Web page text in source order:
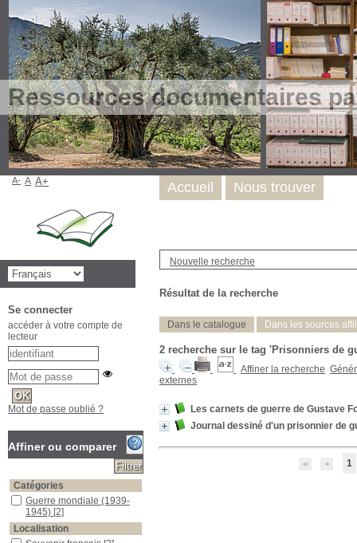
Ressources documentaires
Nouvelle recherche
Résultat de la recherche
Dans le catalogue Dans les sources
2 recherche sur le tag 'Prisonniers de
Affiner la recherche
externes
Les carnets de guerre de Gustave
Journal dessiné d'un prisonnier de
1
Accueil Nous trouver
A- A A+
Se connecter
accéder à votre compte de
lecteur
Mot de passe oublié ?
Affiner ou comparer
Catégories
Guerre mondiale (1939-1945)
Guerre mondiale (1939-
1945) [2]
Localisation